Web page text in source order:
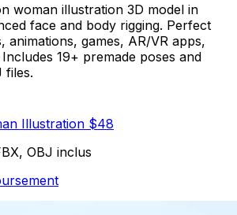
woman illustration 3D model in
face and body rigging. Perfect
animations, games, AR/VR apps,
19+ premade poses and
files.
Illustration $48
OBJ inclus